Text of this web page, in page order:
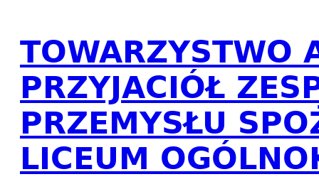
TOWARZYSTWO
PRZYJACIÓŁ
PRZEMYSŁU
LICEUM